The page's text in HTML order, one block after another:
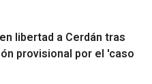
libertad a Cerdán tras
provisional por el 'caso